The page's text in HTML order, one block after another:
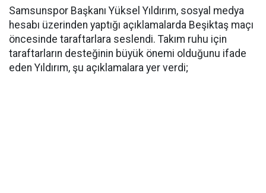
Samsunspor Başkanı Yüksel Yıldırım, sosyal medya
hesabı üzerinden yaptığı açıklamalarda Beşiktaş maçı
öncesinde taraftarlara seslendi. Takım ruhu için
taraftarların desteğinin büyük önemi olduğunu ifade
eden Yıldırım, şu açıklamalara yer verdi;